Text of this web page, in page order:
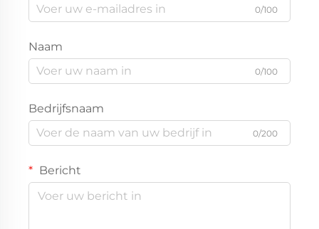
0/100
Naam
0/100
Bedrijfsnaam
0/200
Bericht